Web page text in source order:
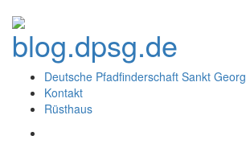
Deutsche Pfadfinderschaft Sankt Georg
Kontakt
Rüsthaus